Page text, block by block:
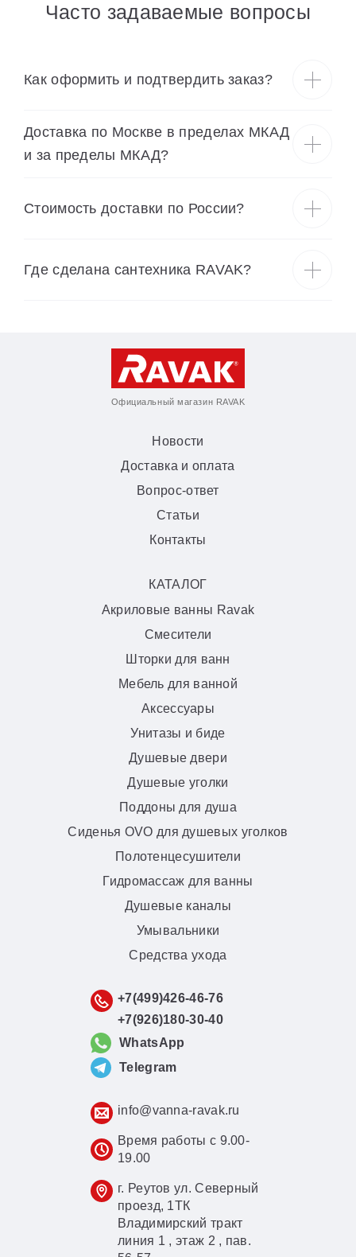
Часто задаваемые вопросы
Как оформить и подтвердить заказ?
Доставка по Москве в пределах МКАД
и за пределы МКАД?
Cтоимость доставки по России?
Где сделана сантехника RAVAK?
Официальный магазин RAVAK
Новости
Доставка и оплата
Вопрос-ответ
Статьи
Контакты
КАТАЛОГ
Акриловые ванны Ravak
Смесители
Шторки для ванн
Мебель для ванной
Аксессуары
Унитазы и биде
Душевые двери
Душевые уголки
Поддоны для душа
Сиденья OVO для душевых уголков
Полотенцесушители
Гидромассаж для ванны
Душевые каналы
Умывальники
Средства ухода
+7(499)426-46-76
+7(926)180-30-40
WhatsApp
Telegram
info@vanna-ravak.ru
Время работы с 9.00-
19.00
г. Реутов ул. Северный
проезд, 1ТК
Владимирский тракт
линия 1 , этаж 2 , пав.